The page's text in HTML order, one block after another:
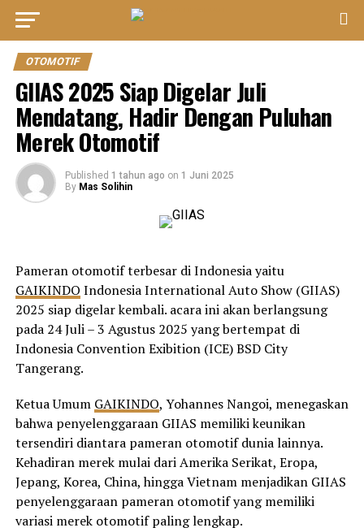
OTOMOTIF
GIIAS 2025 Siap Digelar Juli
Mendatang, Hadir Dengan Puluhan
Merek Otomotif
Published 1 tahun ago on 1 Juni 2025
By Mas Solihin
Pameran otomotif terbesar di Indonesia yaitu
GAIKINDO Indonesia International Auto Show (GIIAS)
2025 siap digelar kembali. acara ini akan berlangsung
pada 24 Juli – 3 Agustus 2025 yang bertempat di
Indonesia Convention Exibition (ICE) BSD City
Tangerang.
Ketua Umum GAIKINDO, Yohannes Nangoi, menegaskan
bahwa penyelenggaraan GIIAS memiliki keunikan
tersendiri diantara pameran otomotif dunia lainnya.
Kehadiran merek mulai dari Amerika Serikat, Eropa,
Jepang, Korea, China, hingga Vietnam menjadikan GIIAS
penyelenggaraan pameran otomotif yang memiliki
variasi merek otomotif paling lengkap.